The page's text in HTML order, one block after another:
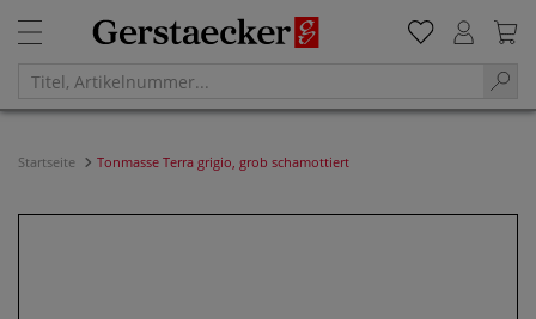
Startseite Tonmasse Terra grigio, grob schamottiert